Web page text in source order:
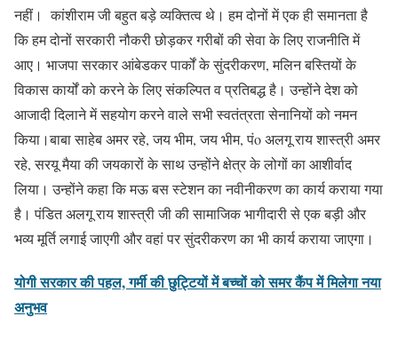
नहीं। कांशीराम जी बहुत बड़े व्यक्तित्व थे। हम दोनों में एक ही समानता है
कि हम दोनों सरकारी नौकरी छोड़कर गरीबों की सेवा के लिए राजनीति में
आए। भाजपा सरकार आंबेडकर पार्कों के सुंदरीकरण, मलिन बस्तियों के
विकास कार्यों को करने के लिए संकल्पित व प्रतिबद्ध है। उन्होंने देश को
आजादी दिलाने में सहयोग करने वाले सभी स्वतंत्रता सेनानियों को नमन
किया।बाबा साहेब अमर रहे, जय भीम, जय भीम, पंo अलगू राय शास्त्री अमर
रहे, सरयू मैया की जयकारों के साथ उन्होंने क्षेत्र के लोगों का आशीर्वाद
लिया। उन्होंने कहा कि मऊ बस स्टेशन का नवीनीकरण का कार्य कराया गया
है। पंडित अलगू राय शास्त्री जी की सामाजिक भागीदारी से एक बड़ी और
भव्य मूर्ति लगाई जाएगी और वहां पर सुंदरीकरण का भी कार्य कराया जाएगा।
योगी सरकार की पहल, गर्मी की छुट्टियों में बच्चों को समर कैंप में मिलेगा नया
अनुभव